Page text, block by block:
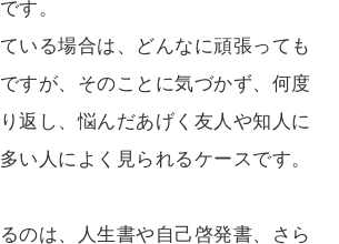
す。
いる場合は、どんなに頑張っても
すが、そのことに気づかず、何度
返し、悩んだあげく友人や知人に
い人によく見られるケースです。
のは、人生書や自己啓発書、さら